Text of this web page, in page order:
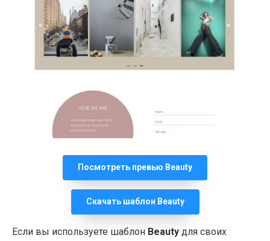
Посмотреть превью Beauty
Скачать шаблон Beauty
Если вы используете шаблон Beauty для своих